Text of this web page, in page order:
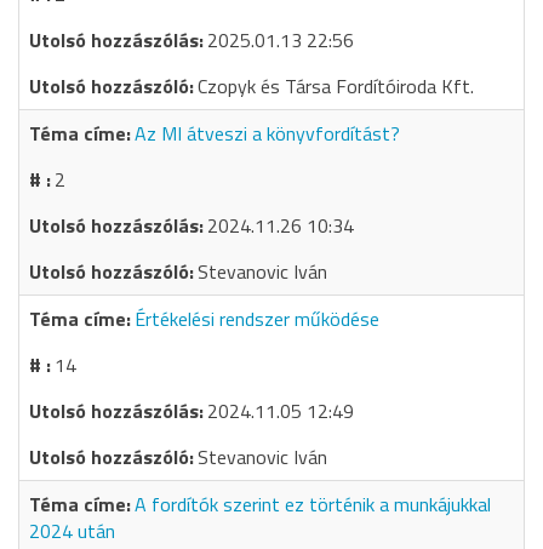
2025.01.13 22:56
Czopyk és Társa Fordítóiroda Kft.
Az MI átveszi a könyvfordítást?
2
2024.11.26 10:34
Stevanovic Iván
Értékelési rendszer működése
14
2024.11.05 12:49
Stevanovic Iván
A fordítók szerint ez történik a munkájukkal
2024 után